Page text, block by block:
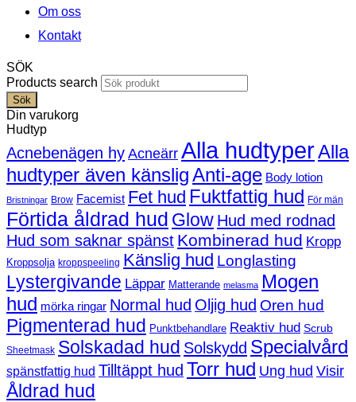
Om oss
Kontakt
SÖK
Products search
Sök
Din varukorg
Hudtyp
Acnebenägen hy Acneärr Alla hudtyperAlla
hudtyper även känsligAnti-age Body lotion
Bristningar Brow Facemist Fet hud Fuktfattig hud För män
Förtida åldrad hud Glow Hud med rodnad
Hud som saknar spänst Kombinerad hud Kropp
Kroppsolja kroppspeeling Känslig hud Longlasting
Lystergivande Läppar Matterande melasma Mogen
hud mörka ringar Normal hud Oljig hud Oren hud
Pigmenterad hud Punktbehandlare Reaktiv hud Scrub
Sheetmask Solskadad hud Solskydd Specialvård
spänstfattig hud Tilltäppt hud Torr hud Ung hud Visir
Åldrad hud